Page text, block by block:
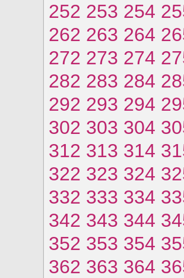
252 253 254
262 263 264
272 273 274
282 283 284
292 293 294
302 303 304
312 313 314
322 323 324
332 333 334
342 343 344
352 353 354
362 363 364